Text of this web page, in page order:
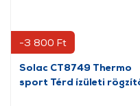
-3 800 Ft
Solac CT8749 Thermo
sport Térd ízületi